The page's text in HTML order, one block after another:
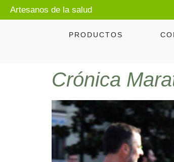
Artesanos de la salud
PRODUCTOS
Crónica